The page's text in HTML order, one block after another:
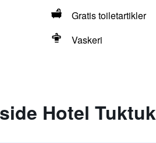
Gratis toiletartikler
Vaskeri
Hotel Tuktuk